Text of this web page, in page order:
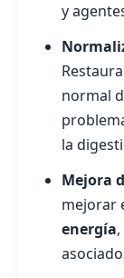
y
normal
la
Mejora
mejorar
energía